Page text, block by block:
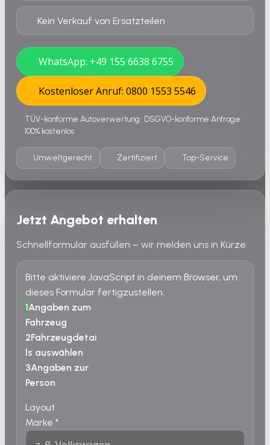
Kein Verkauf von Ersatzteilen
WhatsApp: +49 155 6638 6755
Kostenloser Anruf: 0800 1553 5546
TÜV-konforme Autoverwertung • DSGVO-konforme Anfrage •
100% kostenlos
Umweltgerecht Zertifiziert Top-Service
Jetzt Angebot erhalten
Schnellformular ausfüllen – wir melden uns in Kürze.
Bitte aktiviere JavaScript in deinem Browser, um
dieses Formular fertigzustellen.
1Angaben zum
Fahrzeug
2Fahrzeugdetai
ls auswählen
3Angaben zur
Person
Layout
Marke *